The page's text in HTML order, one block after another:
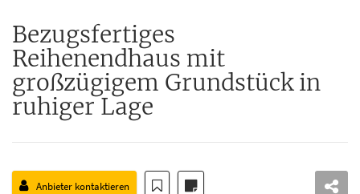
Bezugsfertiges
Reihenendhaus mit
großzügigem Grundstück in
ruhiger Lage
Anbieter kontaktieren